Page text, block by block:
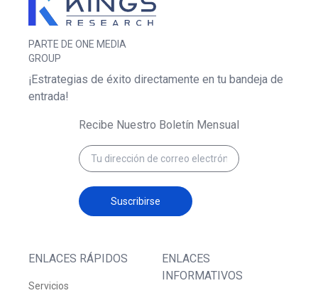
PARTE DE ONE MEDIA
GROUP
ENLACES RÁPIDOS
Servicios
ENLACES
INFORMATIVOS
¡Estrategias de éxito directamente en tu bandeja de
entrada!
Recibe Nuestro Boletín Mensual
Suscribirse